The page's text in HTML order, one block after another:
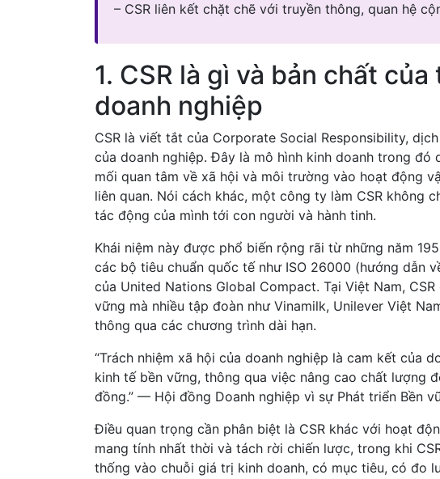
– CSR liên kết chặt chẽ với truyền thông, quan hệ
1. CSR là gì và bản chất
doanh nghiệp
CSR là viết tắt của Corporate Social Responsibility,
của doanh nghiệp. Đây là mô hình kinh doanh trong đó
mối quan tâm về xã hội và môi trường vào hoạt động
liên quan. Nói cách khác, một công ty làm CSR không
tác động của mình tới con người và hành tinh.
Khái niệm này được phổ biến rộng rãi từ những năm
các bộ tiêu chuẩn quốc tế như ISO 26000 (hướng dẫn
của United Nations Global Compact. Tại Việt Nam,
vững mà nhiều tập đoàn như Vinamilk, Unilever Việt
thông qua các chương trình dài hạn.
“Trách nhiệm xã hội của doanh nghiệp là cam kết của
kinh tế bền vững, thông qua việc nâng cao chất lượng
đồng.” — Hội đồng Doanh nghiệp vì sự Phát triển Bền
Điều quan trọng cần phân biệt là CSR khác với hoạt
mang tính nhất thời và tách rời chiến lược, trong khi
thống vào chuỗi giá trị kinh doanh, có mục tiêu, có đo